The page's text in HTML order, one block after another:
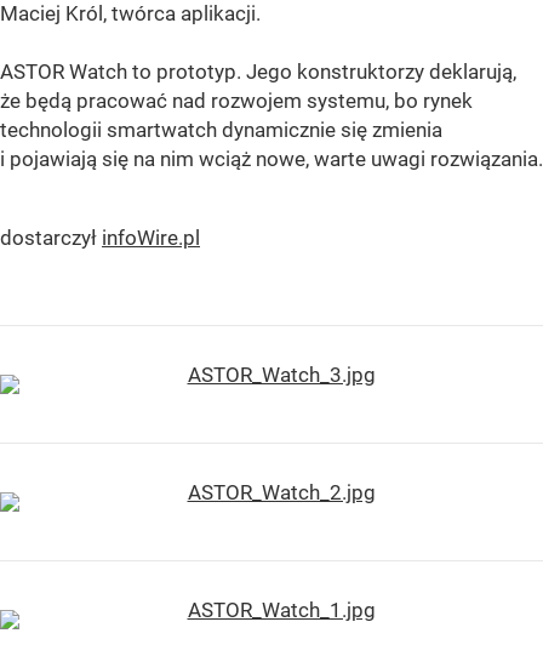
Maciej Król, twórca aplikacji.
ASTOR Watch to prototyp. Jego konstruktorzy deklarują,
że będą pracować nad rozwojem systemu, bo rynek
technologii smartwatch dynamicznie się zmienia
i pojawiają się na nim wciąż nowe, warte uwagi rozwiązania.
dostarczył infoWire.pl